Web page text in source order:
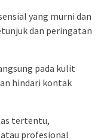
yang murni dan
dan peringatan
pada kulit
hindari kontak
tertentu,
profesional